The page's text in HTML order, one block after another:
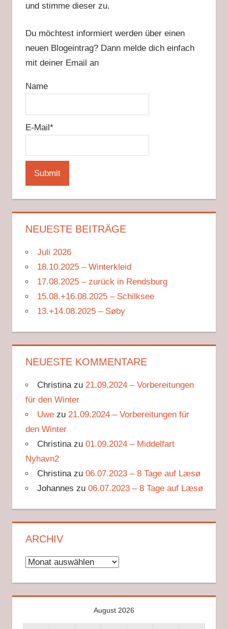
und stimme dieser zu.
Du möchtest informiert werden über einen
neuen Blogeintrag? Dann melde dich einfach
mit deiner Email an
Name
E-Mail*
NEUESTE BEITRÄGE
Juli 2026
18.10.2025 – Winterkleid
17.08.2025 – zurück in Rendsburg
15.08.+16.08.2025 – Schilksee
13.+14.08.2025 – Søby
NEUESTE KOMMENTARE
Christinazu 21.09.2024 – Vorbereitungen
für den Winter
Uwezu 21.09.2024 – Vorbereitungen für
den Winter
Christinazu 01.09.2024 – Middelfart
Nyhavn2
Christinazu 06.07.2023 – 8 Tage auf Læsø
Johannes zu 06.07.2023 – 8 Tage auf Læsø
ARCHIV
Archiv
August 2026